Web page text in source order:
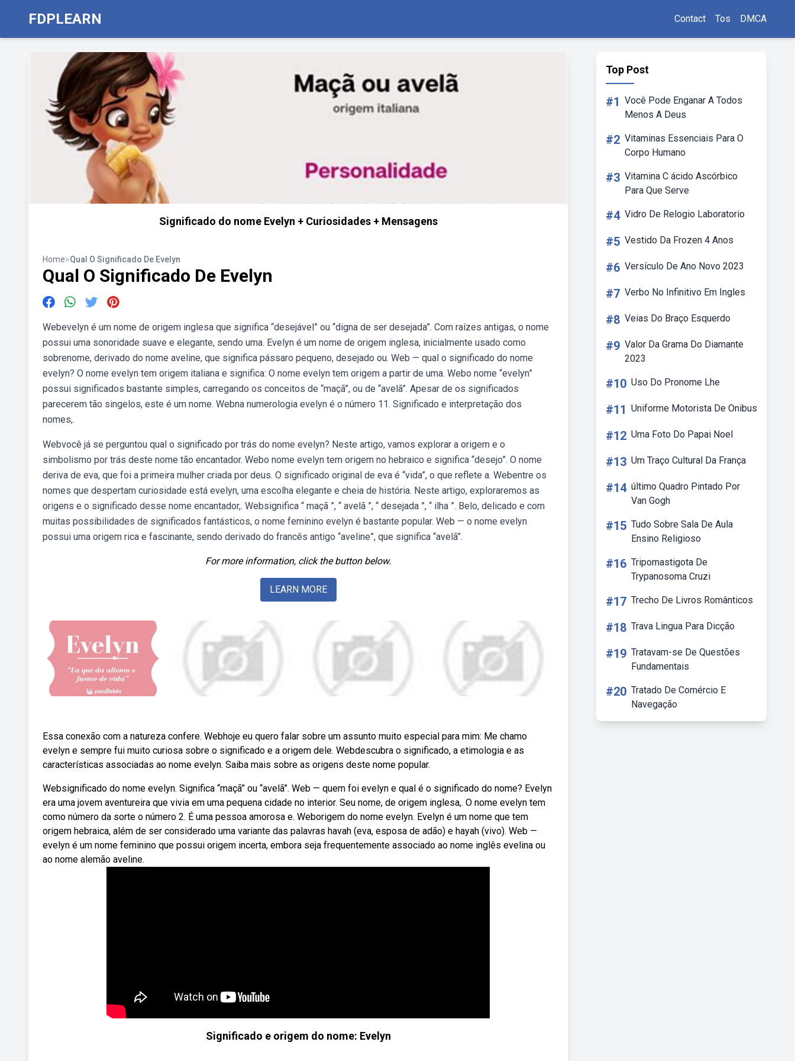
FDPLEARN Contact Tos DMCA
Significado do nome Evelyn + Curiosidades + Mensagens
Home>Qual O Significado De Evelyn
Qual O Significado De Evelyn
Webevelyn é um nome de origem inglesa que significa “desejável” ou “digna de ser desejada”. Com raízes antigas, o nome
possui uma sonoridade suave e elegante, sendo uma. Evelyn é um nome de origem inglesa, inicialmente usado como
sobrenome, derivado do nome aveline, que significa pássaro pequeno, desejado ou. Web — qual o significado do nome
evelyn? O nome evelyn tem origem italiana e significa: O nome evelyn tem origem a partir de uma. Webo nome “evelyn”
possui significados bastante simples, carregando os conceitos de “maçã”, ou de “avelã”. Apesar de os significados
parecerem tão singelos, este é um nome. Webna numerologia evelyn é o número 11. Significado e interpretação dos
nomes,.
Webvocê já se perguntou qual o significado por trás do nome evelyn? Neste artigo, vamos explorar a origem e o
simbolismo por trás deste nome tão encantador. Webo nome evelyn tem origem no hebraico e significa “desejo”. O nome
deriva de eva, que foi a primeira mulher criada por deus. O significado original de eva é “vida”, o que reflete a. Webentre os
nomes que despertam curiosidade está evelyn, uma escolha elegante e cheia de história. Neste artigo, exploraremos as
origens e o significado desse nome encantador,. Websignifica “ maçã ”, “ avelã ”, “ desejada ”, “ ilha ”. Belo, delicado e com
muitas possibilidades de significados fantásticos, o nome feminino evelyn é bastante popular. Web — o nome evelyn
possui uma origem rica e fascinante, sendo derivado do francês antigo “aveline”, que significa “avelã”.
For more information, click the button below.
LEARN MORE
Essa conexão com a natureza confere. Webhoje eu quero falar sobre um assunto muito especial para mim: Me chamo
evelyn e sempre fui muito curiosa sobre o significado e a origem dele. Webdescubra o significado, a etimologia e as
características associadas ao nome evelyn. Saiba mais sobre as origens deste nome popular.
Websignificado do nome evelyn. Significa “maçã” ou “avelã”. Web — quem foi evelyn e qual é o significado do nome? Evelyn
era uma jovem aventureira que vivia em uma pequena cidade no interior. Seu nome, de origem inglesa,. O nome evelyn tem
como número da sorte o número 2. É uma pessoa amorosa e. Weborigem do nome evelyn. Evelyn é um nome que tem
origem hebraica, além de ser considerado uma variante das palavras havah (eva, esposa de adão) e hayah (vivo). Web —
evelyn é um nome feminino que possui origem incerta, embora seja frequentemente associado ao nome inglês evelina ou
ao nome alemão aveline.
Significado e origem do nome: Evelyn
Top Post
#1 Você Pode Enganar A Todos
Menos A Deus
#2 Vitaminas Essenciais Para O
Corpo Humano
#3 Vitamina C ácido Ascórbico
Para Que Serve
#4 Vidro De Relogio Laboratorio
#5 Vestido Da Frozen 4 Anos
#6 Versículo De Ano Novo 2023
#7 Verbo No Infinitivo Em Ingles
#8 Veias Do Braço Esquerdo
#9 Valor Da Grama Do Diamante
2023
#10 Uso Do Pronome Lhe
#11 Uniforme Motorista De Onibus
#12 Uma Foto Do Papai Noel
#13 Um Traço Cultural Da França
#14 último Quadro Pintado Por
Van Gogh
#15 Tudo Sobre Sala De Aula
Ensino Religioso
#16 Tripomastigota De
Trypanosoma Cruzi
#17 Trecho De Livros Românticos
#18 Trava Lingua Para Dicção
#19 Tratavam-se De Questões
Fundamentais
#20 Tratado De Comércio E
Navegação